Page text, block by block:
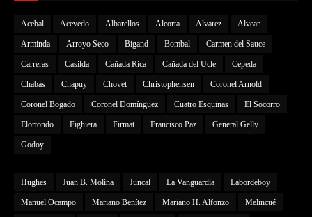
Acebal Acevedo Albarellos Alcorta Alvarez Alvear
Arminda Arroyo Seco Bigand Bombal Carmen del Sauce
Carreras Casilda Cañada Rica Cañada del Ucle Cepeda
Chabás Chapuy Chovet Christophensen Coronel Arnold
Coronel Bogado Coronel Domínguez Cuatro Esquinas El Socorro
Elortondo Fighiera Firmat Francisco Paz General Gelly
Godoy
Hughes Juan B. Molina Juncal La Vanguardia Labordeboy
Manuel Ocampo Mariano Benítez Mariano H. Alfonzo Melincué